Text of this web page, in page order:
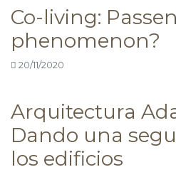
Co-living:
phenomenon?
20/11/2020
Arquitectura
Dando una
los edificios